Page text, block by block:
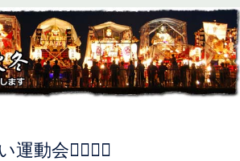
運動会🏃‍♂️🏃‍♀️